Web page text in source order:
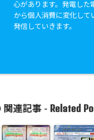
心があります。発電した
から個人消費に変化して
発信していきます。
関連記事 - Related